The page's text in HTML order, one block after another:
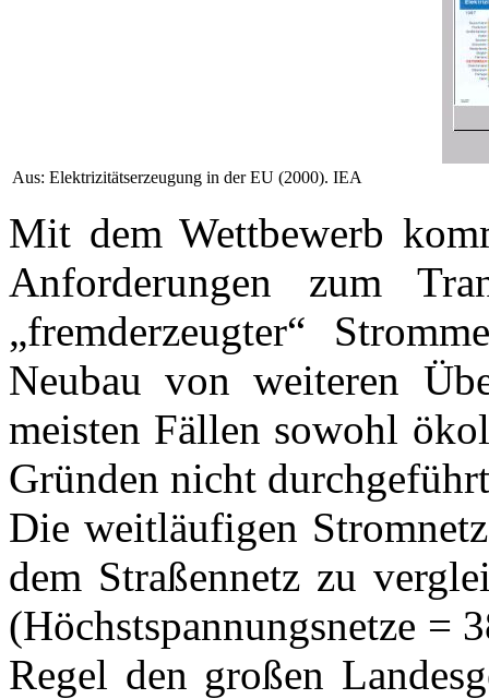
Aus: Elektrizitätserzeugung in der EU (2000). IEA
Mit dem Wettbewerb
Anforderungen zum
„fremderzeugter“
Neubau von weiteren
meisten Fällen sowohl
Gründen nicht
Die weitläufigen
dem Straßennetz zu
(Höchstspannungsnetze =
Regel den großen